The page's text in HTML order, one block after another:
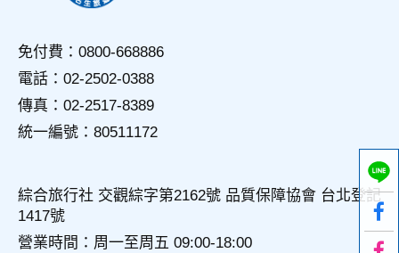
三、資料之保護
備及必要的安全防護措施，加以保護網站及您的個人資料採用
嚴格的保護措施，只由經過授權的人員才能接觸您的個人資
料，相關處理人員皆簽有保密合約，如有違反保密義務者，將
會受到相關的法律處分。
如因業務需要有必要委託其他單位提供服務時，本網站亦會嚴
格要求其遵守保密義務，並且採取必要檢查程序以確定其將確
四、網站對外的相關連結
本網站的網頁提供其他網站的網路連結，您也可經由本網站所
提供的連結，點選進入其他網站。但該連結網站不適用本網站
的隱私權保護政策，您必須參考該連結網站中的隱私權保護政
免付費：0800-668886
電話：02-2502-0388
傳真：02-2517-8389
統一編號：80511172
綜合旅行社 交觀綜字第2162號 品質保障協會 台北登記
1417號
營業時間：周一至周五 09:00-18:00